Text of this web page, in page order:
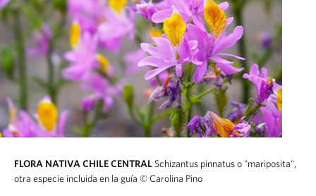
FLORA NATIVA CHILE CENTRAL Schizantus pinnatus o "mariposita",
otra especie incluida en la guía © Carolina Pino